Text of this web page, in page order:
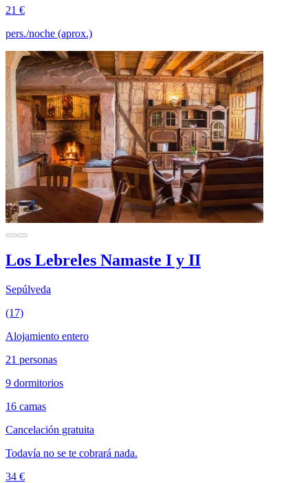
21 €
pers./noche (aprox.)
Los Lebreles Namaste I y II
Sepúlveda
(17)
Alojamiento entero
21 personas
9 dormitorios
16 camas
Cancelación gratuita
Todavía no se te cobrará nada.
34 €